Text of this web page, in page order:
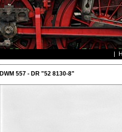
DWM 557 - DR "52 8130-8"